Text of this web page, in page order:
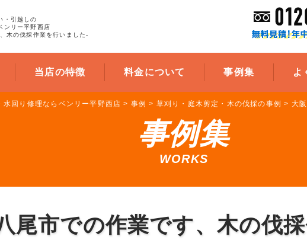
・引越しの
ンリー平野西店
木の伐採作業を行いました-
当店の特徴 料金について 事例集 よ
回り修理ならベンリー平野西店 > 事例 > 草刈り・庭木剪定・木の伐採の事例 > 大
事例集
WORKS
尾市での作業です、木の伐